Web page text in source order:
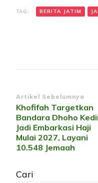
TAG: BERITA JATIM
Navigasi
Artikel
Artikel Sebelumnya
Khofifah Targetkan
Bandara Dhoho
Jadi Embarkasi Haji
Mulai 2027, Layani
10.548 Jemaah
Cari